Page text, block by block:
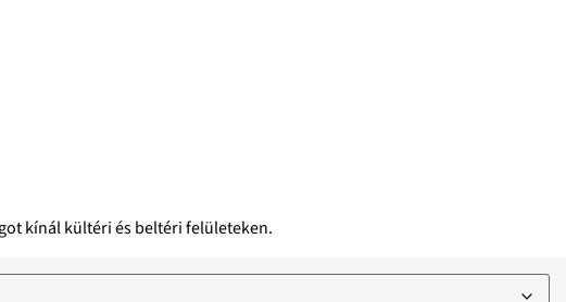
kínál kültéri és beltéri felületeken.